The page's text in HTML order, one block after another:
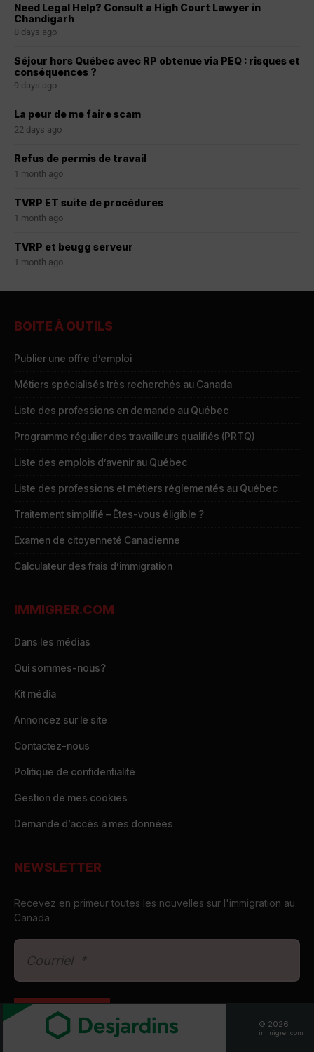
Need Legal Help? Consult a High Court Lawyer in
Chandigarh
8 days ago
Séjour hors Québec avec RP obtenue via PEQ : risques et
conséquences ?
9 days ago
La peur de me faire scam
22 days ago
Refus de permis de travail
1 month ago
TVRP ET suite de procédures
1 month ago
TVRP et beugg serveur
1 month ago
BOITE À OUTILS
Publier une offre d’emploi
Métiers spécialisés très recherchés au Canada
Liste des professions en demande au Québec
Programme régulier des travailleurs qualifiés (PRTQ)
Liste des emplois d’avenir au Québec
Liste des professions et métiers réglementés au Québec
Traitement simplifié – Êtes-vous éligible ?
Examen de citoyenneté Canadienne
Calculateur des frais d’immigration
IMMIGRER.COM
Dans les médias
Qui sommes-nous?
Kit média
Annoncez sur le site
Contactez-nous
Politique de confidentialité
Gestion de mes cookies
Demande d’accès à mes données
NEWSLETTER
Recevez en primeur toutes les nouvelles sur l'immigration au
Canada
© 2026
immigrer.com